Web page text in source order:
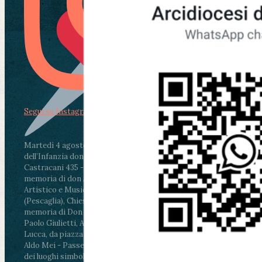
Martedì 4 agosto2026
ore 11:30 - Lucca, Scuola
dell’Infanzia don Aldo Mei - Viale Castruccio
Castracani 435 - Inaugurazione murales in
memoria di don Aldo Mei curato dal Liceo
Artistico e Musicale “Passaglia”
ore 18 - Fiano
(Pescaglia), Chiesa parrocchiale - Messa in
memoria di Don Aldo Mei celebrata da mons.
Paolo Giulietti, Arcivescovo di Lucca
ore 20.30 -
Lucca, da piazza San Michele al Cippo di don
Aldo Mei - Passeggiata della Memoria in alcuni
dei luoghi simbolo della città. Ritrovo alle ore
Segui su Instagram